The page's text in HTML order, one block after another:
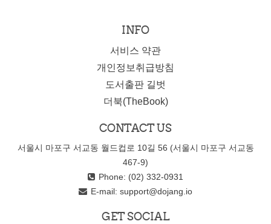
INFO
서비스 약관
개인정보취급방침
도서출판 길벗
더북(TheBook)
CONTACT US
서울시 마포구 서교동 월드컵로 10길 56 (서울시 마포구 서교동
467-9)
Phone: (02) 332-0931
E-mail: support@dojang.io
GET SOCIAL